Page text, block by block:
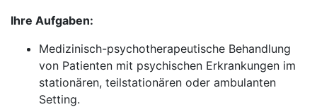
Ihre Aufgaben:
Medizinisch-psychotherapeutische Behandlung
von Patienten mit psychischen Erkrankungen im
stationären, teilstationären oder ambulanten
Setting.